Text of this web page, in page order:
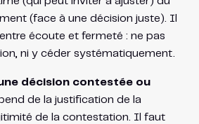
(face à une décision juste). Il
entre écoute et fermeté : ne pas
ni y céder systématiquement.
décision contestée ou
de la justification de la
de la contestation. Il faut